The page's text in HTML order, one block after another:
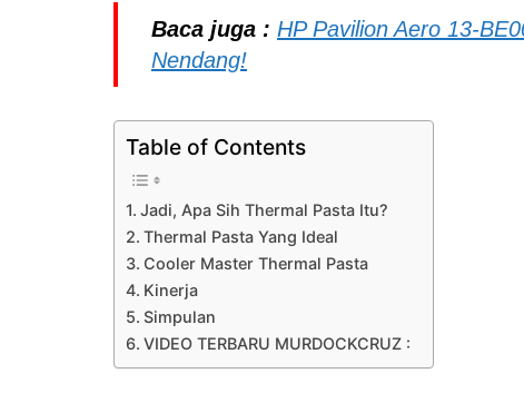
Baca juga : HP Pavilion Aero 13-
Nendang!
Table of Contents
Jadi, Apa Sih Thermal Pasta Itu?
Thermal Pasta Yang Ideal
Cooler Master Thermal Pasta
Kinerja
Simpulan
VIDEO TERBARU MURDOCKCRUZ :